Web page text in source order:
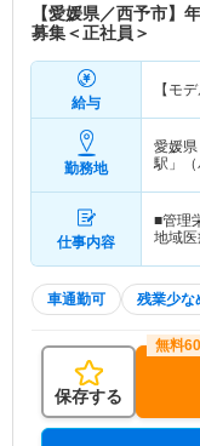
【愛媛県／西予市】
募集＜正社員＞
給与
【モ
勤務地
愛媛
駅」（
仕事内容
■管理
地域
車通勤可 残業少な
保存する